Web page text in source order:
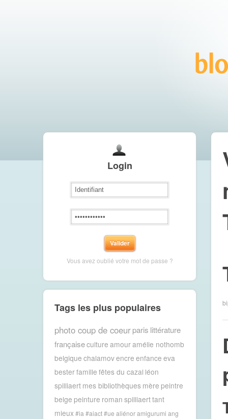
Login
Vous avez oublié votre mot de passe ?
Tags les plus populaires
photo coup de coeur paris littérature
françaiseculture amouramélie nothomb
belgique chalamovencre enfance eva
besterfamille fêtes du cazal léon
spilliaert mes bibliothèques mère peintre
belge peinture roman spilliaerttant
mieux #ia #aiact #ue aliénor amigurumi ang